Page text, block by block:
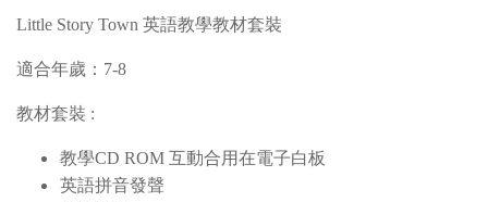
Little Story Town 英語教學教材套裝
適合年歲：7-8
教材套裝 :
教學CD ROM 互動合用在電子白板
英語拼音發聲